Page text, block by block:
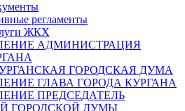
регламенты
ЖКХ
АДМИНИСТРАЦИЯ
ГОРОДСКАЯ ДУМА
ГЛАВА ГОРОДА КУРГАНА
ПРЕДСЕДАТЕЛЬ
ГОРОДСКОЙ ДУМЫ